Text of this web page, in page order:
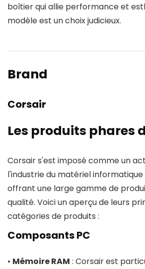
boîtier qui allie performance et
modèle est un choix judicieux.
Brand
Corsair
Les produits phares
Corsair s'est imposé comme un
l'industrie du matériel informatique
offrant une large gamme de
qualité. Voici un aperçu de leurs
catégories de produits :
Composants PC
• Mémoire RAM : Corsair est